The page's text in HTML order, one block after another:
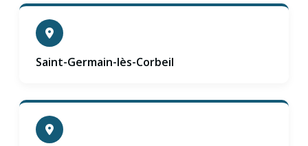
Saint-Germain-lès-Corbeil